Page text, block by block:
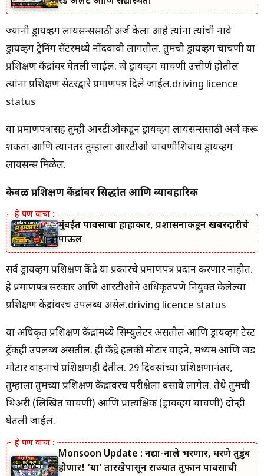
ज्यांनी ड्रायव्हिंग लायसन्ससाठी अर्ज केला आहे त्यांना त्यांची नावे
ड्रायव्हिंग ट्रेनिंग सेंटरमध्ये नोंदवावी लागतील. तुमची ड्रायव्हिंग चाचणी या
प्रशिक्षण केंद्रांवर घेतली जाईल. जे ड्रायव्हिंग चाचणी उत्तीर्ण होतील
त्यांना प्रशिक्षण सेटरद्वारे प्रमाणपत्र दिले जाईल.driving licence
status
या प्रमाणपत्रासह तुम्ही आरटीओकडून ड्रायव्हिंग लायसन्ससाठी अर्ज करू
शकता आणि त्यानंतर तुम्हाला आरटीओ चाचणीशिवाय ड्रायव्हिंग
लायसन्स मिळेल.
केवळ प्रशिक्षण केंद्रांवर सिद्धांत आणि व्यावहारिक
मुंबईत पावसाचा हाहाकार, प्रशासनाकडून खबरदारीचे
पाऊल
सर्व ड्रायव्हिंग प्रशिक्षण केंद्रे या प्रकारचे प्रमाणपत्र प्रदान करणार नाहीत.
हे प्रमाणपत्र सरकार आणि आरटीओने अधिकृतपणे नियुक्त केलेल्या
प्रशिक्षण केंद्रांवरच उपलब्ध असेल.driving licence status
या अधिकृत प्रशिक्षण केंद्रांमध्ये सिम्युलेटर असतील आणि ड्रायव्हिंग टेस्ट
ट्रॅकही उपलब्ध असतील. ही केंद्रे हलकी मोटार वाहने, मध्यम आणि जड
मोटार वाहनांचे प्रशिक्षणही देतील. 29 दिवसांच्या प्रशिक्षणानंतर,
तुम्हाला तुमच्या प्रशिक्षण केंद्रावरच परीक्षेला बसावे लागेल. तेथे तुमची
थिअरी (लिखित चाचणी) आणि प्रात्यक्षिक (ड्रायव्हिंग चाचणी) दोन्ही
घेतली जाईल.
Monsoon Update : नद्या-नाले भरणार, धरणे तुडुंब
होणार! ‘या’ तारखेपासून राज्यात तुफान पावसाची